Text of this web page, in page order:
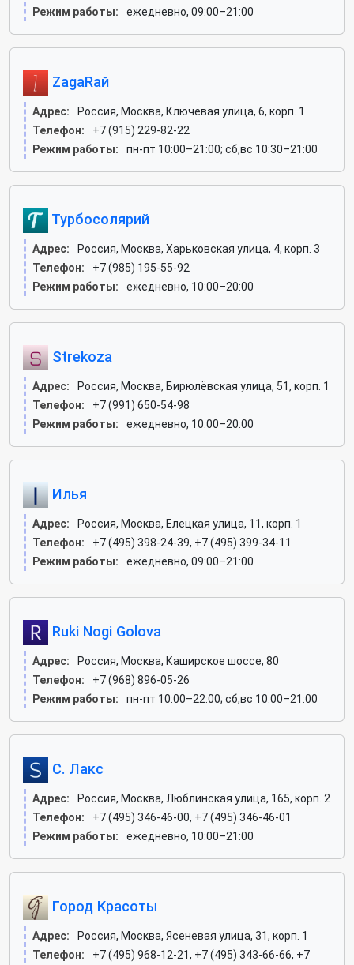
Режим работы:
ежедневно, 09:00–21:00
ZagaRай
Адрес:
Россия, Москва, Ключевая улица, 6, корп. 1
Телефон:
+7 (915) 229-82-22
Режим работы:
пн-пт 10:00–21:00; сб,вс 10:30–21:00
Турбосолярий
Адрес:
Россия, Москва, Харьковская улица, 4, корп. 3
Телефон:
+7 (985) 195-55-92
Режим работы:
ежедневно, 10:00–20:00
Strekoza
Адрес:
Россия, Москва, Бирюлёвская улица, 51, корп. 1
Телефон:
+7 (991) 650-54-98
Режим работы:
ежедневно, 10:00–20:00
Илья
Адрес:
Россия, Москва, Елецкая улица, 11, корп. 1
Телефон:
+7 (495) 398-24-39, +7 (495) 399-34-11
Режим работы:
ежедневно, 09:00–21:00
Ruki Nogi Golova
Адрес:
Россия, Москва, Каширское шоссе, 80
Телефон:
+7 (968) 896-05-26
Режим работы:
пн-пт 10:00–22:00; сб,вс 10:00–21:00
С. Лакс
Адрес:
Россия, Москва, Люблинская улица, 165, корп. 2
Телефон:
+7 (495) 346-46-00, +7 (495) 346-46-01
Режим работы:
ежедневно, 10:00–21:00
Город Красоты
Адрес:
Россия, Москва, Ясеневая улица, 31, корп. 1
Телефон:
+7 (495) 968-12-21, +7 (495) 343-66-66, +7